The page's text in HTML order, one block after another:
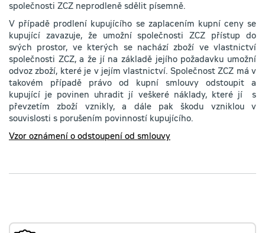
společnosti ZCZ neprodleně sdělit písemně.
V případě prodlení kupujícího se zaplacením kupní ceny se
kupující zavazuje, že umožní společnosti ZCZ přístup do
svých prostor, ve kterých se nachází zboží ve vlastnictví
společnosti ZCZ, a že jí na základě jejího požadavku umožní
odvoz zboží, které je v jejím vlastnictví. Společnost ZCZ má v
takovém případě právo od kupní smlouvy odstoupit a
kupující je povinen uhradit jí veškeré náklady, které jí s
převzetím zboží vznikly, a dále pak škodu vzniklou v
souvislosti s porušením povinností kupujícího.
Vzor oznámení o odstoupení od smlouvy